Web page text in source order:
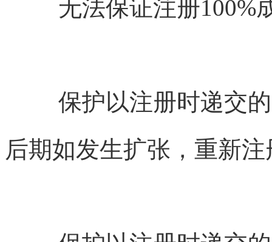
无法保证注册100%
保护以注册时递交
后期如发生扩张，重新注